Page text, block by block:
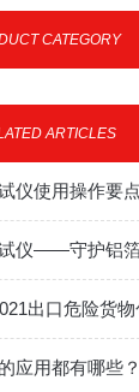
CATEGORY
ARTICLES
仪使用操作要点
出口危险货
应用都有哪些？